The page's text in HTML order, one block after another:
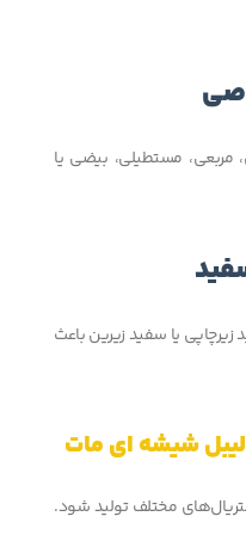
مربعی، مستطیلی، بیضی یا
زیرچاپی یا سفید زیرین باعث
شیشه ای مات
مختلف تولید شود.